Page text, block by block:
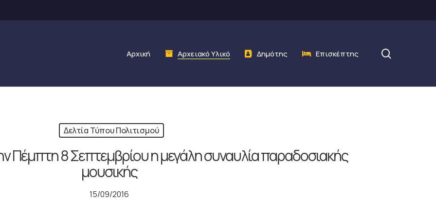
Αρχική Αρχειακό Υλικό Δημότης Επισκέπτης
Δελτία Τύπου Πολιτισμού
Πέμπτη 8 Σεπτεμβρίου η μεγάλη συναυλία παραδοσιακής
μουσικής
15/09/2016